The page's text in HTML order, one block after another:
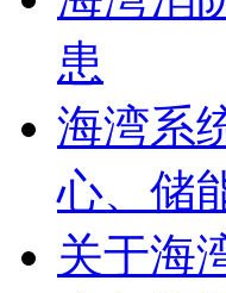
患
海湾系
心、储
关于海